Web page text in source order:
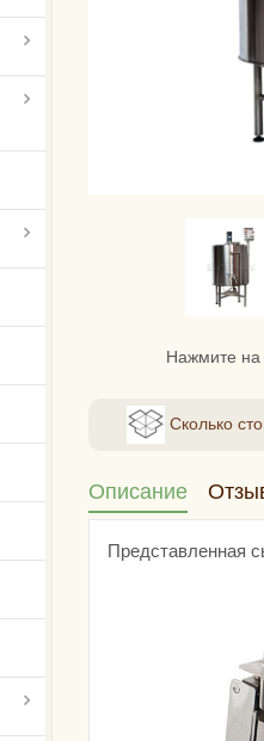
Нажмите
Сколько
Описание
Представленная